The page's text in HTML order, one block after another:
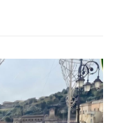
Val di No...